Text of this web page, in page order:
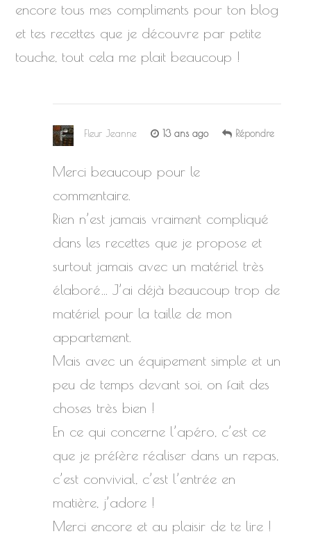
encore tous mes compliments pour ton blog
et tes recettes que je découvre par petite
touche, tout cela me plait beaucoup !
Fleur Jeanne 13 ans ago Répondre
Merci beaucoup pour le
commentaire.
Rien n’est jamais vraiment compliqué
dans les recettes que je propose et
surtout jamais avec un matériel très
élaboré… J’ai déjà beaucoup trop de
matériel pour la taille de mon
appartement.
Mais avec un équipement simple et un
peu de temps devant soi, on fait des
choses très bien !
En ce qui concerne l’apéro, c’est ce
que je préfère réaliser dans un repas,
c’est convivial, c’est l’entrée en
matière, j’adore !
Merci encore et au plaisir de te lire !